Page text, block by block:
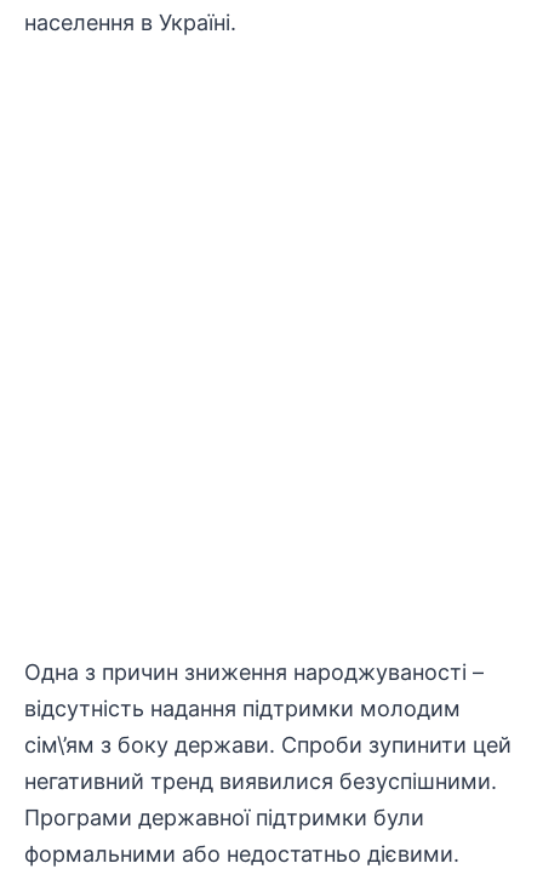
населення в Україні.
Одна з причин зниження народжуваності –
відсутність надання підтримки молодим
сім\’ям з боку держави. Спроби зупинити цей
негативний тренд виявилися безуспішними.
Програми державної підтримки були
формальними або недостатньо дієвими.